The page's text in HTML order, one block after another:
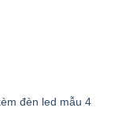
đèn led mẫu 4